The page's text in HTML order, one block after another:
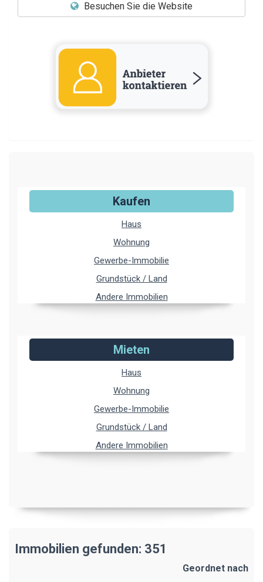
Besuchen Sie die Website
Kaufen
Haus
Wohnung
Gewerbe-Immobilie
Grundstück / Land
Andere Immobilien
Mieten
Haus
Wohnung
Gewerbe-Immobilie
Grundstück / Land
Andere Immobilien
Immobilien gefunden: 351
Geordnet nach